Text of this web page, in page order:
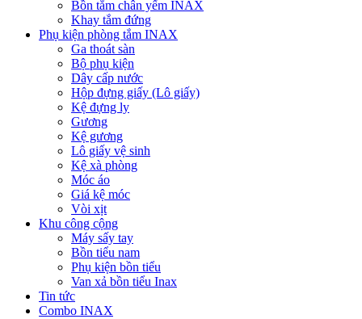
Bồn tắm chân yếm INAX
Khay tắm đứng
Phụ kiện phòng tắm INAX
Ga thoát sàn
Bộ phụ kiện
Dây cấp nước
Hộp đựng giấy (Lô giấy)
Kệ đựng ly
Gương
Kệ gương
Lô giấy vệ sinh
Kệ xà phòng
Móc áo
Giá kệ móc
Vòi xịt
Khu công cộng
Máy sấy tay
Bồn tiểu nam
Phụ kiện bồn tiểu
Van xả bồn tiểu Inax
Tin tức
Combo INAX